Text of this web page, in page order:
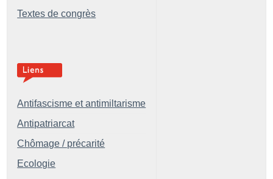
Textes de congrès
Antifascisme et antimiltarisme
Antipatriarcat
Chômage / précarité
Ecologie